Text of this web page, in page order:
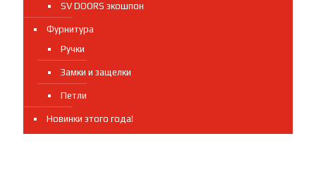
SV DOORS экошпон
Фурнитура
Ручки
Замки и защелки
Петли
Новинки этого года!